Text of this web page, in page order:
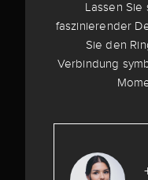
Lassen Sie
faszinierender
Sie den
Verbindung